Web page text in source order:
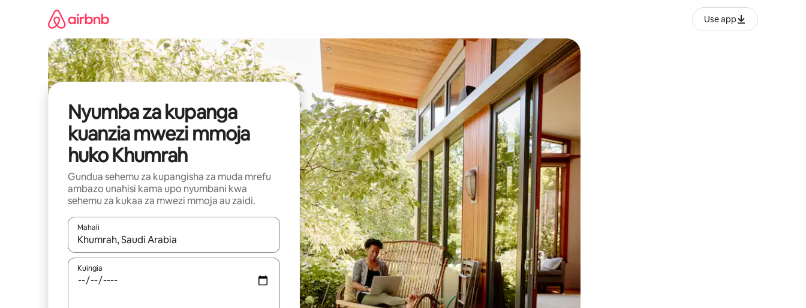
Use app
Nyumba za kupanga
kuanzia mwezi mmoja
huko Khumrah
Gundua sehemu za kupangisha za muda mrefu
ambazo unahisi kama upo nyumbani kwa
sehemu za kukaa za mwezi mmoja au zaidi.
Mahali
Wakati matokeo yanapatikana, vinjari kwa kutumia vitufe vya vishale vya juu na chini au uchunguze kwa kugusa au kutelezesha kidole kwenye ishara.
Kuingia